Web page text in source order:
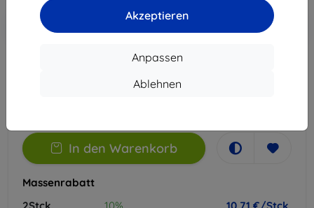
Akzeptieren
Anpassen
Ablehnen
-10%
Rabatt mit Gutschein
EXTRA10
Warenkorb
In den Warenkorb
Massenrabatt